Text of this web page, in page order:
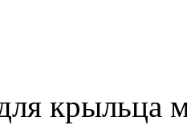
крыльца